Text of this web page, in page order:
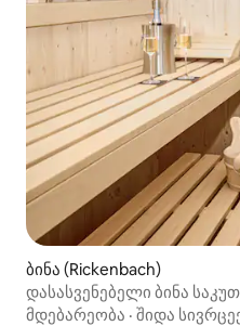
ბინა (Rickenbach)
დასასვენებელი ბინა
შვარცვალდში
მდებარეობა · შიდა